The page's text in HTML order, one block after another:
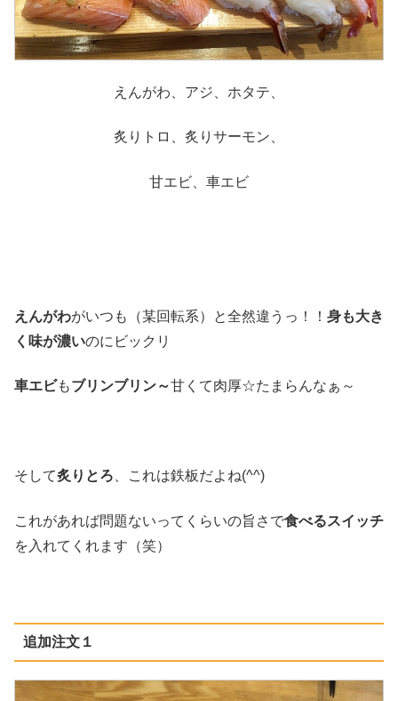
えんがわ、アジ、ホタテ、
炙りトロ、炙りサーモン、
甘エビ、車エビ
えんがわがいつも（某回転系）と全然違うっ！！ 身も大き
く味が濃いのにビックリ
車エビもブリンブリン～甘くて肉厚☆たまらんなぁ～
そして炙りとろ 、これは鉄板だよね(^^)
これがあれば問題ないってくらいの旨さで食べるスイッチ
を入れてくれます（笑）
追加注文１